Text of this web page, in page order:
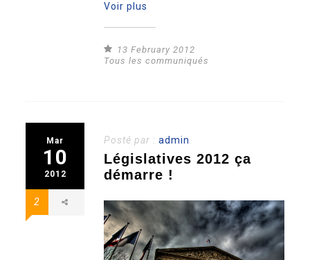
Voir plus
13 February 2012
Tous les communiqués
Mar
10
2012
2
Posté par :admin
Législatives 2012 ça
démarre !